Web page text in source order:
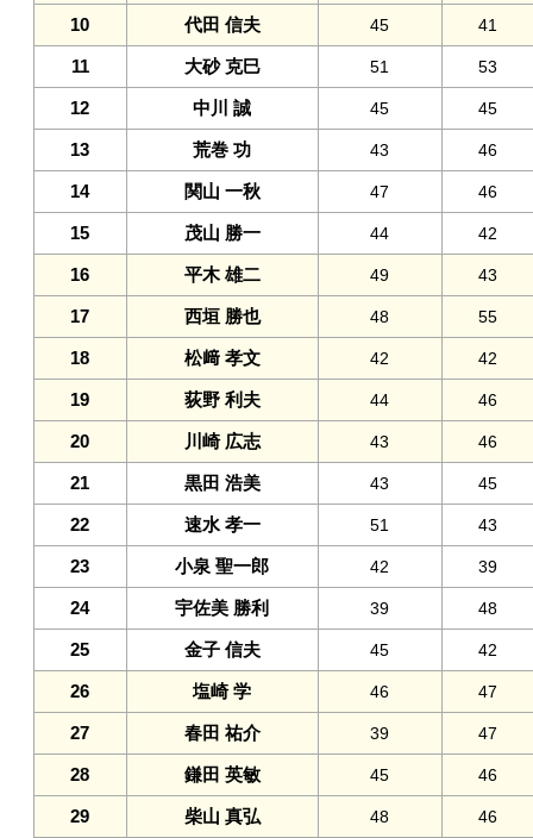
10 代田 信夫 45 41
11 大砂 克巳 51 53
12 中川 誠 45 45
13 荒巻 功 43 46
14 関山 一秋 47 46
15 茂山 勝一 44 42
16 平木 雄二 49 43
17 西垣 勝也 48 55
18 松﨑 孝文 42 42
19 荻野 利夫 44 46
20 川崎 広志 43 46
21 黒田 浩美 43 45
22 速水 孝一 51 43
23 小泉 聖一郎 42 39
24 宇佐美 勝利 39 48
25 金子 信夫 45 42
26 塩崎 学 46 47
27 春田 祐介 39 47
28 鎌田 英敏 45 46
29 柴山 真弘 48 46